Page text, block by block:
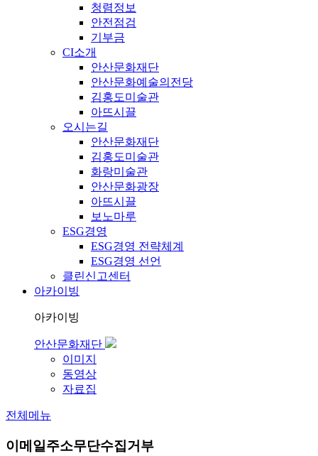
청렴정보
안전점검
기부금
CI소개
안산문화재단
안산문화예술의전당
김홍도미술관
아뜨시끌
오시는길
안산문화재단
김홍도미술관
화랑미술관
안산문화광장
아뜨시끌
보노마루
ESG경영
ESG경영 전략체계
ESG경영 선언
클린신고센터
아카이빙
아카이빙
안산문화재단
이미지
동영상
자료집
전체메뉴
이메일주소무단수집거부